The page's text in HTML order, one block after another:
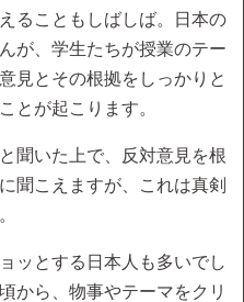
ることもしばしば。日本の
が、学生たちが授業のテー
見とその根拠をしっかりと
とが起こります。
聞いた上で、反対意見を根
聞こえますが、これは真剣
ッとする日本人も多いでし
から、物事やテーマをクリ